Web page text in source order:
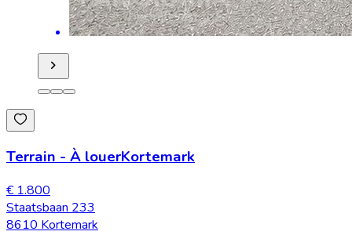
Terrain - À louerKortemark
€ 1.800
Staatsbaan 233
8610 Kortemark